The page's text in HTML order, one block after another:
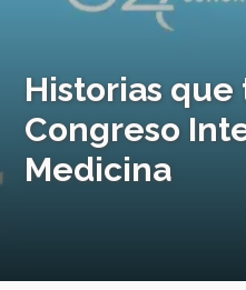
Historias
Congreso
Medicina